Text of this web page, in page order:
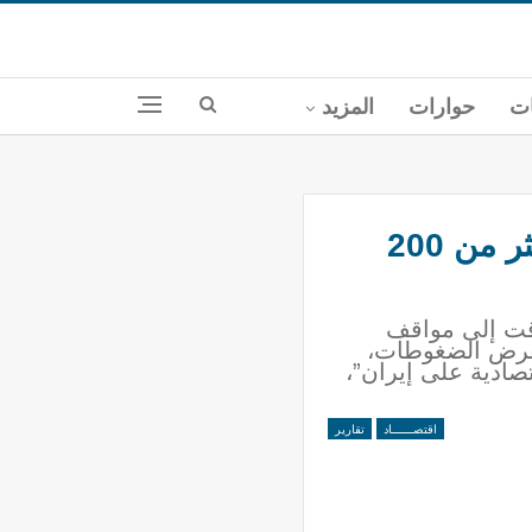
حوارات المزيد
“لو فيغارو” الفرنسية : إغلاق مضيق هرمز سيرفع سعر النفط إلى أكثر من 200
إلى مواقف
لفرض الضغوطات،
على إيران”،
اقتصــــــاد تقارير